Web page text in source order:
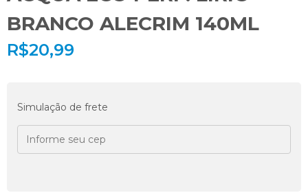
BRANCO ALECRIM 140ML
R$20,99
Simulação de frete